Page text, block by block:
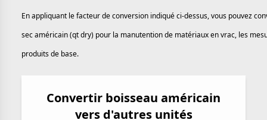
En appliquant le facteur de conversion indiqué ci-dessus, vous pouvez
sec américain (qt dry) pour la manutention de matériaux en vrac, les
produits de base.
Convertir boisseau américain
vers d'autres unités